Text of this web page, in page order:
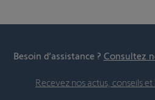
Besoin d’assistance ? Consultez
Recevez nos actus, conseils